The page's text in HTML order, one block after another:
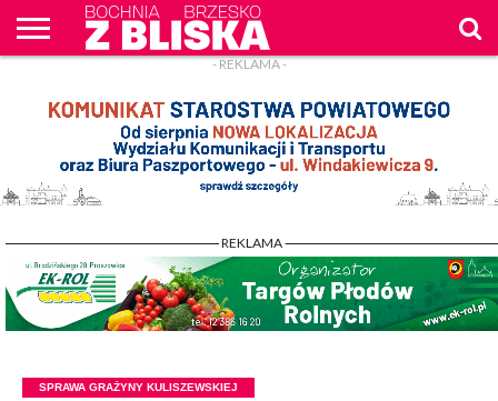
WPROST
REKLAM
- REKLAMA -
- REKLAMA -
SPRAWA GRAŻYNY KULISZEWSKIEJ